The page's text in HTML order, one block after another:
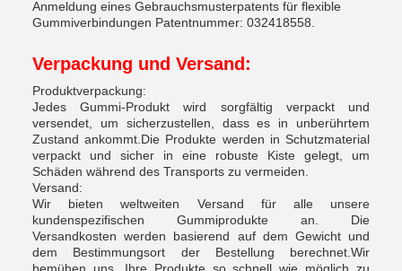
Anmeldung eines Gebrauchsmusterpatents für flexible
Gummiverbindungen Patentnummer: 032418558.
Verpackung und Versand:
Produktverpackung:
Jedes Gummi-Produkt wird sorgfältig verpackt und
versendet, um sicherzustellen, dass es in unberührtem
Zustand ankommt.Die Produkte werden in Schutzmaterial
verpackt und sicher in eine robuste Kiste gelegt, um
Schäden während des Transports zu vermeiden.
Versand:
Wir bieten weltweiten Versand für alle unsere
kundenspezifischen Gummiprodukte an. Die
Versandkosten werden basierend auf dem Gewicht und
dem Bestimmungsort der Bestellung berechnet.Wir